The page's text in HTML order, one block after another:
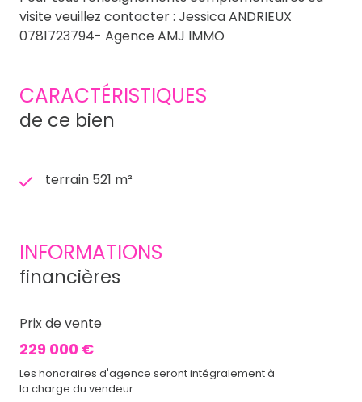
visite veuillez contacter : Jessica ANDRIEUX
0781723794- Agence AMJ IMMO
CARACTÉRISTIQUES
de ce bien
terrain 521 m²
INFORMATIONS
financières
Prix de vente
229 000 €
Les honoraires d'agence seront intégralement à
la charge du vendeur